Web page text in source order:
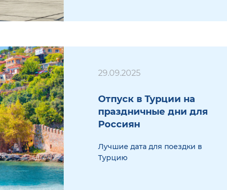
29.09.2025
Отпуск в Турции на
праздничные дни для
Россиян
Лучшие дата для поездки в
Турцию